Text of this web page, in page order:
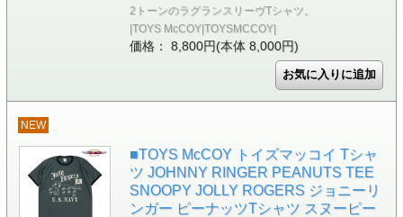
2トーンのラグランスリーヴTシャツ。
|TOYS McCOY|TOYSMCCOY|
価格： 8,800円(本体 8,000円)
NEW
■TOYS McCOY トイズマッコイ Tシャ
ツ JOHNNY RINGER PEANUTS TEE
SNOOPY JOLLY ROGERS ジョニーリ
ンガー ピーナッツTシャツ スヌーピー